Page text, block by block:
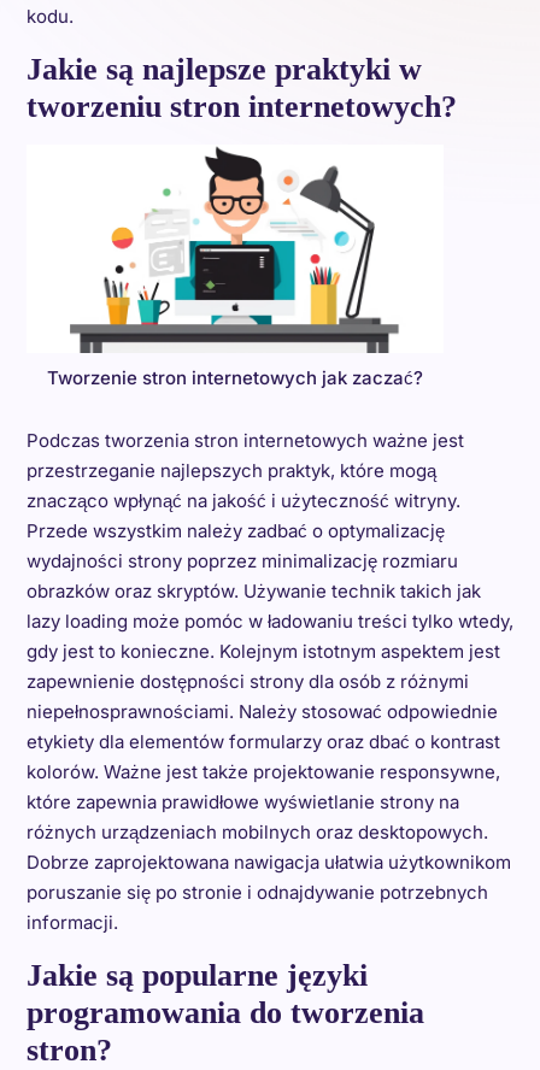
kodu.
Jakie są najlepsze praktyki w
tworzeniu stron internetowych?
Tworzenie stron internetowych jak zaczać?
Podczas tworzenia stron internetowych ważne jest
przestrzeganie najlepszych praktyk, które mogą
znacząco wpłynąć na jakość i użyteczność witryny.
Przede wszystkim należy zadbać o optymalizację
wydajności strony poprzez minimalizację rozmiaru
obrazków oraz skryptów. Używanie technik takich jak
lazy loading może pomóc w ładowaniu treści tylko wtedy,
gdy jest to konieczne. Kolejnym istotnym aspektem jest
zapewnienie dostępności strony dla osób z różnymi
niepełnosprawnościami. Należy stosować odpowiednie
etykiety dla elementów formularzy oraz dbać o kontrast
kolorów. Ważne jest także projektowanie responsywne,
które zapewnia prawidłowe wyświetlanie strony na
różnych urządzeniach mobilnych oraz desktopowych.
Dobrze zaprojektowana nawigacja ułatwia użytkownikom
poruszanie się po stronie i odnajdywanie potrzebnych
informacji.
Jakie są popularne języki
programowania do tworzenia
stron?